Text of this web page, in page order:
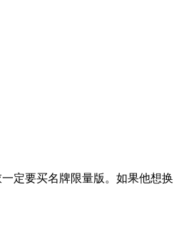
定要买名牌限量版。如果他想换